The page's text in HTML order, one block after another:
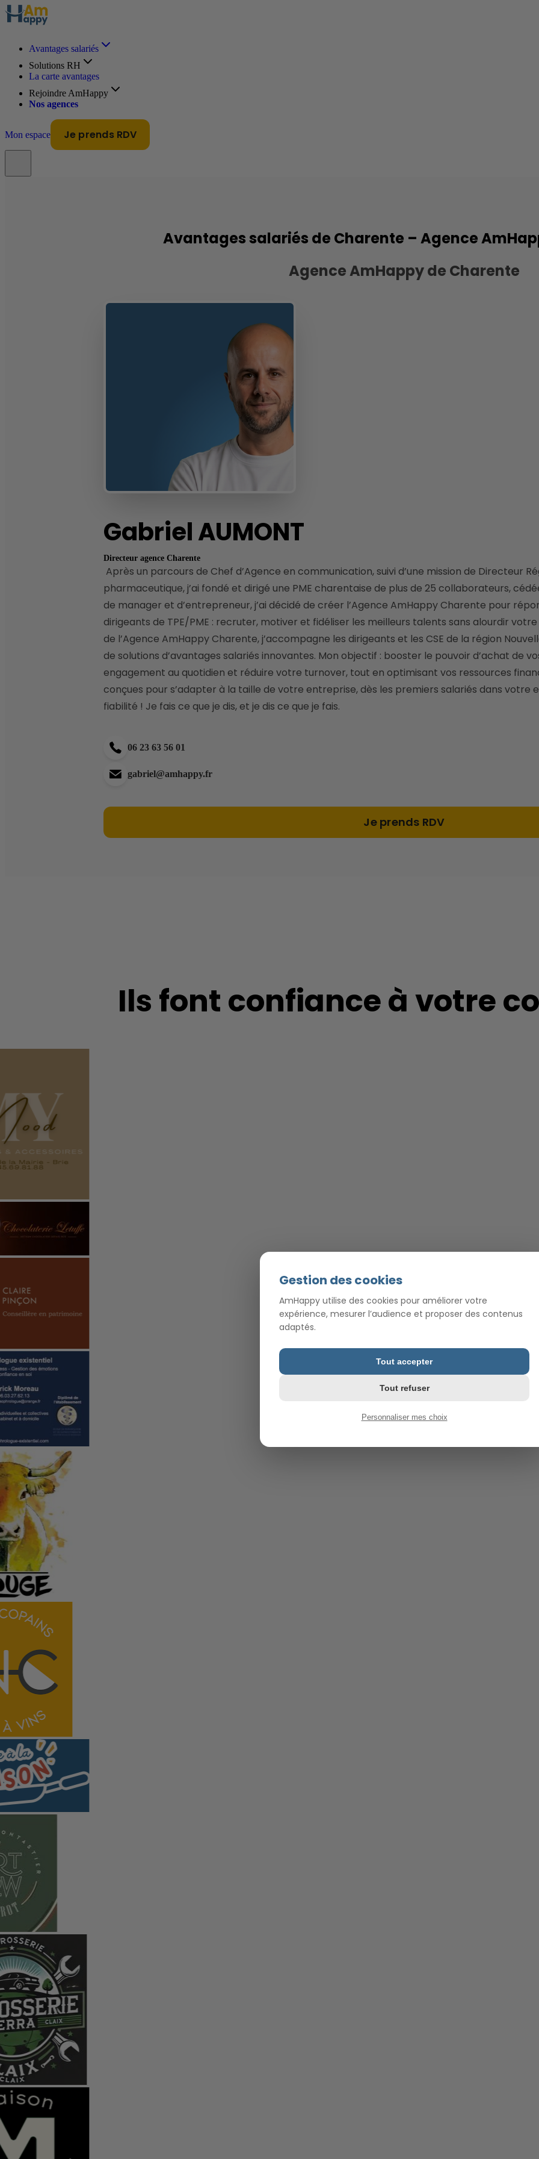
Avantages salariés
Solutions RH
La carte avantages
Rejoindre AmHappy
Nos agences
Mon espace Je prends RDV
Avantages salariés de Charente – Agence
Agence AmHappy de Charente
GabrielAUMONT
Directeur agence Charente
pharmaceutique, j’ai fondé et dirigé une PME charentaise de plus de 25 collaborateurs,
de manager et d’entrepreneur, j’ai décidé de créer l’Agence AmHappy Charente pour
dirigeants de TPE/PME : recruter, motiver et fidéliser les meilleurs talents sans alourdir
de l’Agence AmHappy Charente, j’accompagne les dirigeants et les CSE de la région
de solutions d’avantages salariés innovantes. Mon objectif : booster le pouvoir d’achat de
engagement au quotidien et réduire votre turnover, tout en optimisant vos ressources
conçues pour s’adapter à la taille de votre entreprise, dès les premiers salariés dans votre
fiabilité ! Je fais ce que je dis, et je dis ce que je fais.
06 23 63 56 01
gabriel@amhappy.fr
Je prends RDV
Ils font confiance à votre
Gestion des cookies
AmHappy utilise des cookies pour améliorer votre
expérience, mesurer l’audience et proposer des contenus
adaptés.
Tout accepter
Tout refuser
Personnaliser mes choix